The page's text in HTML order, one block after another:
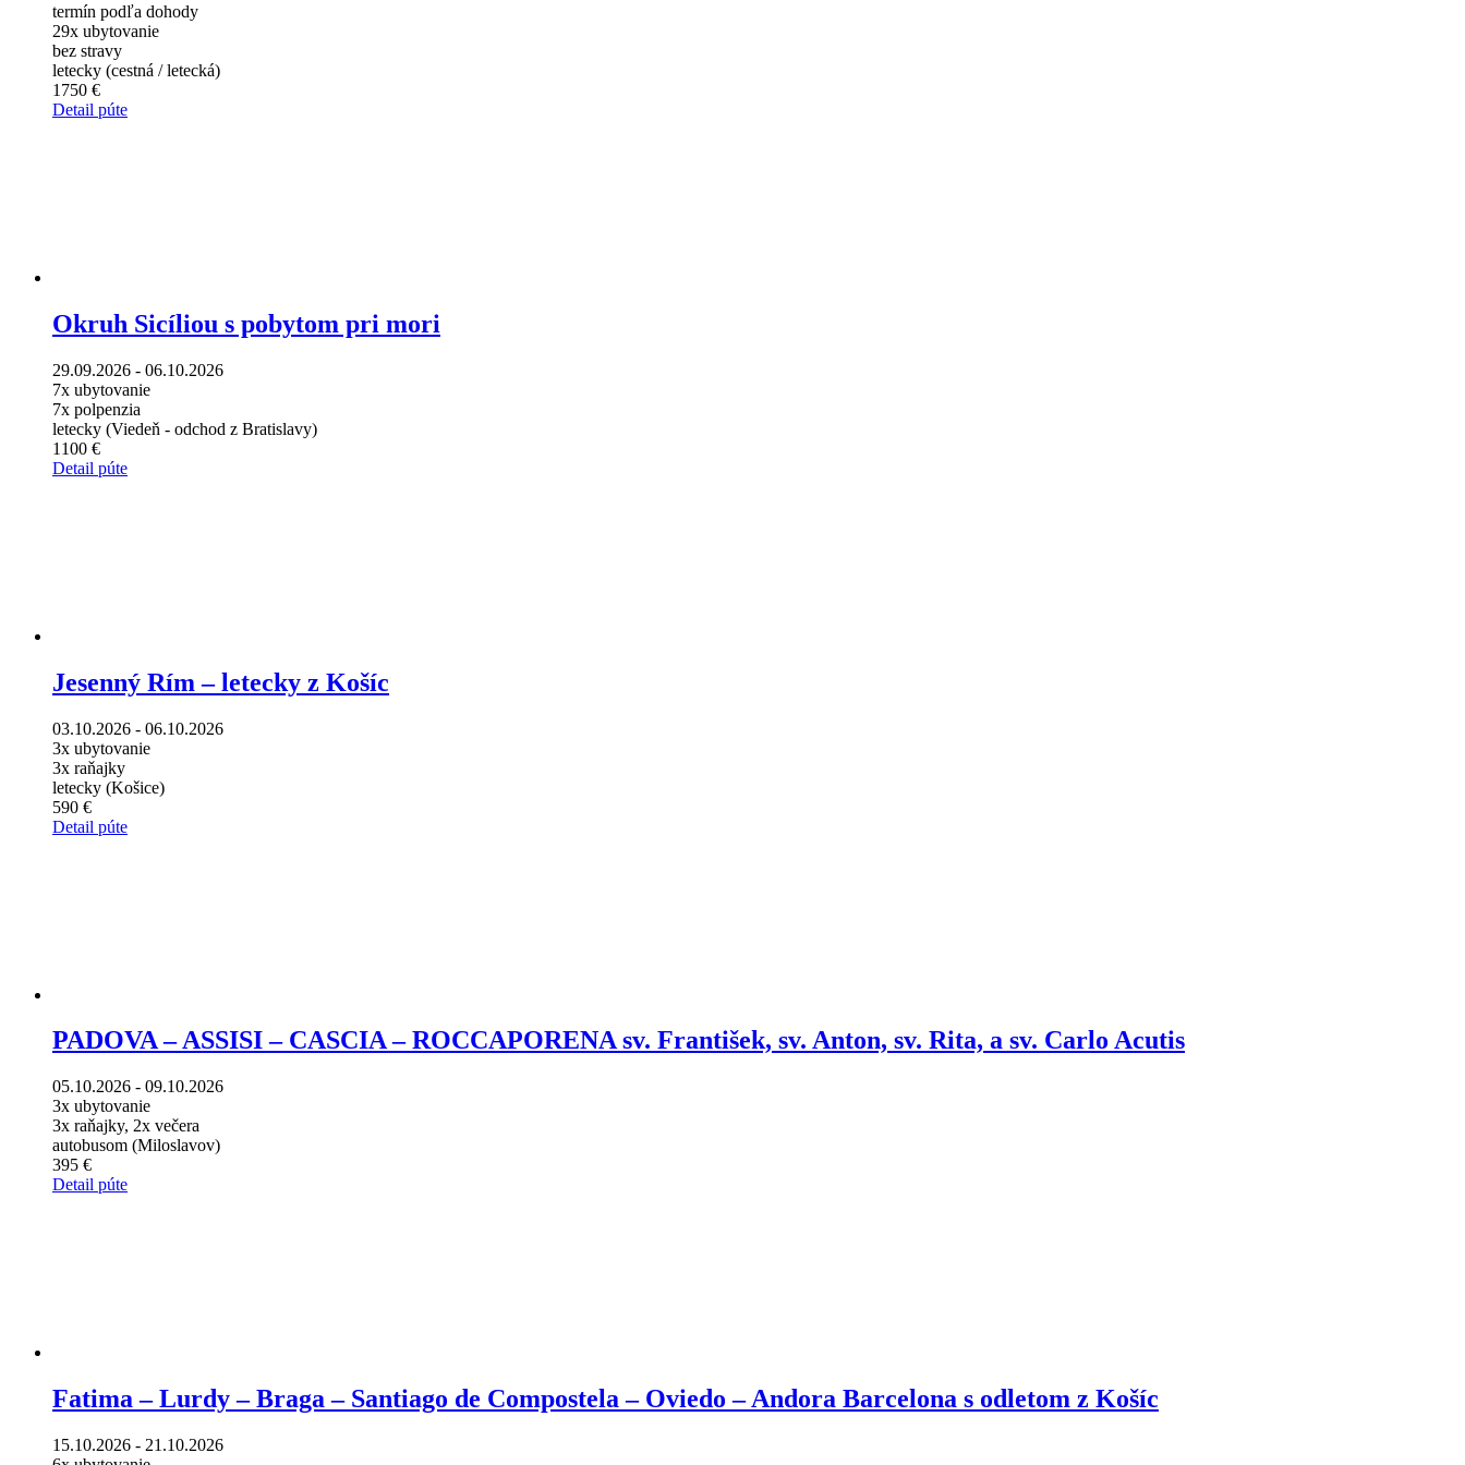
termín podľa dohody
29x ubytovanie
bez stravy
letecky (cestná / letecká)
1750 €
Detail púte
Okruh Sicíliou s pobytom pri mori
29.09.2026 - 06.10.2026
7x ubytovanie
7x polpenzia
letecky (Viedeň - odchod z Bratislavy)
1100 €
Detail púte
Jesenný Rím – letecky z Košíc
03.10.2026 - 06.10.2026
3x ubytovanie
3x raňajky
letecky (Košice)
590 €
Detail púte
PADOVA – ASSISI – CASCIA – ROCCAPORENA sv. František, sv. Anton, sv. Rita, a sv. Carlo Acutis
05.10.2026 - 09.10.2026
3x ubytovanie
3x raňajky, 2x večera
autobusom (Miloslavov)
395 €
Detail púte
Fatima – Lurdy – Braga – Santiago de Compostela – Oviedo – Andora Barcelona s odletom z Košíc
15.10.2026 - 21.10.2026